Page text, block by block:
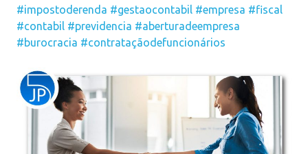
#impostoderenda #gestaocontabil #empresa #fiscal
#contabil #previdencia #aberturadeempresa
#burocracia #contrataçãodefuncionários